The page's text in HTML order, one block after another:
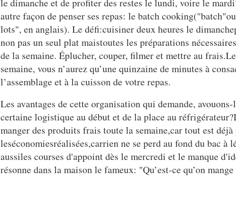
le dimanche et de profiter des restes le lundi, voire le
autre façon de penser ses repas: le batch
lots", en anglais). Le défi:cuisiner deux heures le
non pas un seul plat maistoutes les préparations
de la semaine. Éplucher, couper, filmer et mettre au
semaine, vous n’aurez qu’une quinzaine de minutes à
l’assemblage et à la cuisson de votre repas.
Les avantages de cette organisation qui demande, avouons-
certaine logistique au début et de la place au
manger des produits frais toute la semaine,car tout est déjà
leséconomiesréalisées,carrien ne se perd au fond du bac à
aussiles courses d'appoint dès le mercredi et le manque
résonne dans la maison le fameux: "Qu’est-ce qu’on